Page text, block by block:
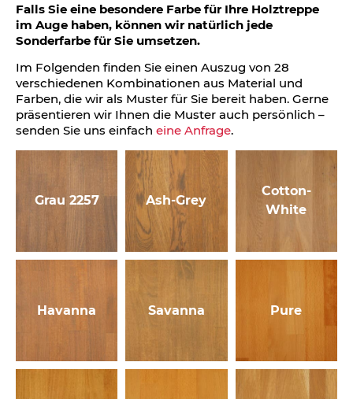
Falls Sie eine besondere Farbe für Ihre Holztreppe
im Auge haben, können wir natürlich jede
Sonderfarbe für Sie umsetzen.
Im Folgenden finden Sie einen Auszug von 28
verschiedenen Kombinationen aus Material und
Farben, die wir als Muster für Sie bereit haben. Gerne
präsentieren wir Ihnen die Muster auch persönlich –
senden Sie uns einfach eine Anfrage.
Grau 2257 Ash-Grey
Cotton-
White
Havanna Savanna Pure